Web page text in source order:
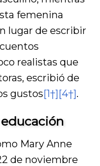
femenina
lugar de escribir
realistas que
escribió de
gustos[1†][4†].
Mary Anne
de noviembre